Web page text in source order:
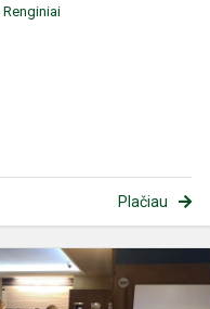
Renginiai
Plačiau